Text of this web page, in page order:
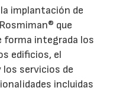
implantación de
que
forma integrada los
edificios, el
los servicios de
incluidas